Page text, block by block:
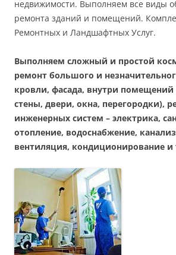
недвижимости. Выполняем все виды
ремонта зданий и помещений.
Ремонтных и Ландшафтных Услуг.
Выполняем сложный и простой
ремонт большого и
кровли, фасада, внутри
стены, двери, окна, перегородки),
инженерных систем – электрика,
отопление, водоснабжение,
вентиляция, кондиционирование и